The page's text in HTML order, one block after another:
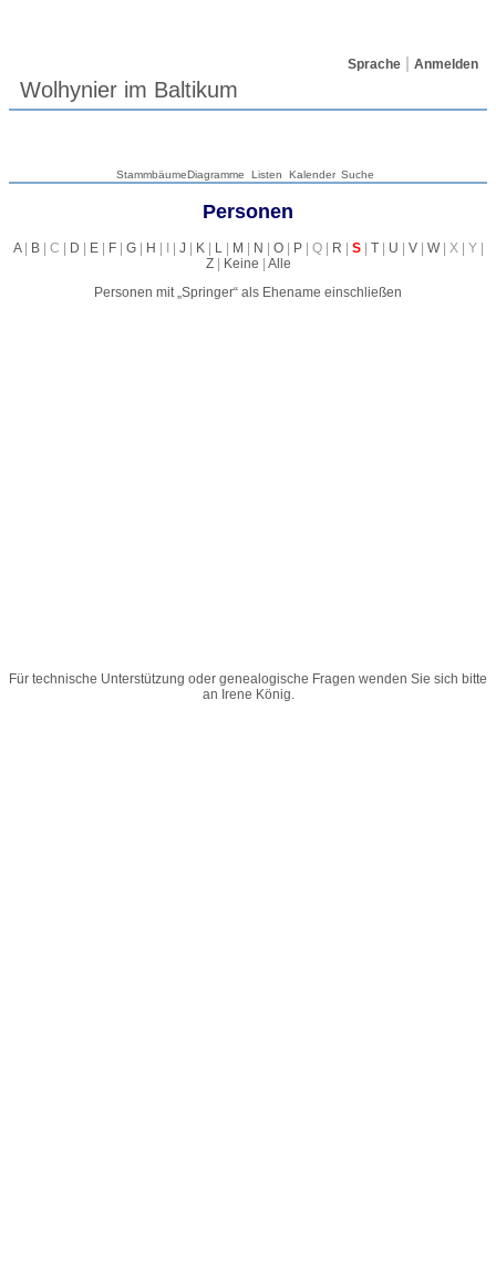
Sprache Anmelden
Wolhynier im Baltikum
StammbäumeDiagramme Listen Kalender Suche
Personen
A| B| C | D | E| F| G| H | I | J | K| L| M | N | O| P| Q | R | S| T| U | V| W| X | Y |
Z| Keine | Alle
Personen mit „Springer“ als Ehename einschließen
Für technische Unterstützung oder genealogische Fragen wenden Sie sich bitte
an Irene König.